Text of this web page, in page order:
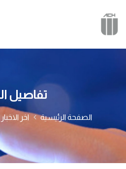
تفاصيل
الصفحة الرئيسية اخر الاخبار